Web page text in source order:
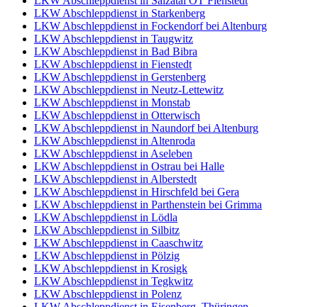
LKW Abschleppdienst in Starkenberg
LKW Abschleppdienst in Fockendorf bei Altenburg
LKW Abschleppdienst in Taugwitz
LKW Abschleppdienst in Bad Bibra
LKW Abschleppdienst in Fienstedt
LKW Abschleppdienst in Gerstenberg
LKW Abschleppdienst in Neutz-Lettewitz
LKW Abschleppdienst in Monstab
LKW Abschleppdienst in Otterwisch
LKW Abschleppdienst in Naundorf bei Altenburg
LKW Abschleppdienst in Altenroda
LKW Abschleppdienst in Aseleben
LKW Abschleppdienst in Ostrau bei Halle
LKW Abschleppdienst in Alberstedt
LKW Abschleppdienst in Hirschfeld bei Gera
LKW Abschleppdienst in Parthenstein bei Grimma
LKW Abschleppdienst in Lödla
LKW Abschleppdienst in Silbitz
LKW Abschleppdienst in Caaschwitz
LKW Abschleppdienst in Pölzig
LKW Abschleppdienst in Krosigk
LKW Abschleppdienst in Tegkwitz
LKW Abschleppdienst in Polenz